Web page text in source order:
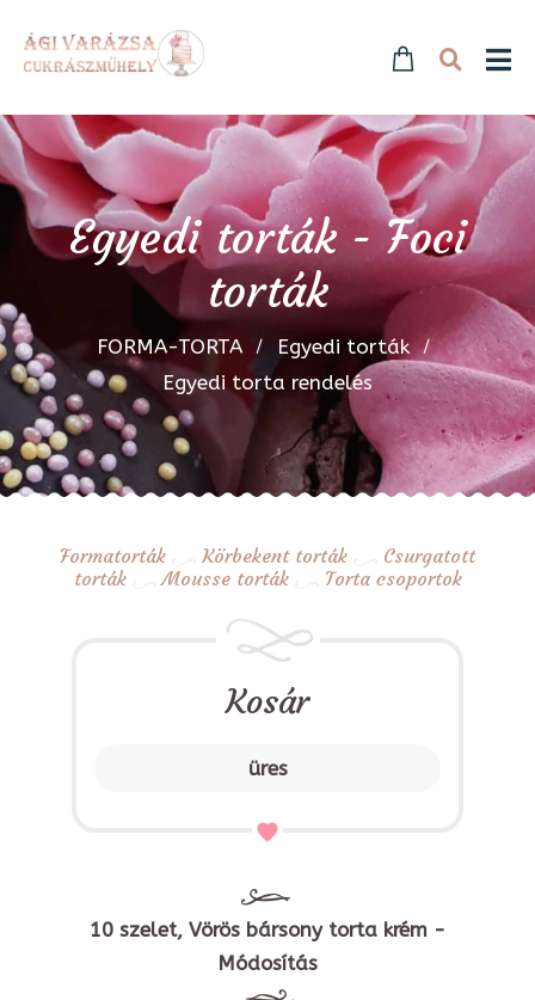
Egyedi torták - Foci
torták
FORMA-TORTA
Egyedi torták
Egyedi torta rendelés
Formatorták Körbekent torták
Csurgatott
torták
Mousse torták Torta csoportok
Kosár
üres
10 szelet, Vörös bársony torta krém -
Módosítás